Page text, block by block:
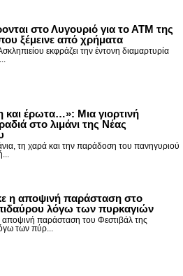
στο Λυγουριό για το ΑΤΜ της
ξέμεινε από χρήματα
εκφράζει την έντονη διαμαρτυρία
έρωτα…»: Μια γιορτινή
στο λιμάνι της Νέας
τη χαρά και την παράδοση του πανηγυριού
η αποψινή παράσταση στο
λόγω των πυρκαγιών
αποψινή παράσταση του Φεστιβάλ της
των πύρ...